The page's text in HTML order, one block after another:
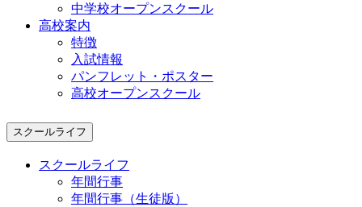
中学校オープンスクール
高校案内
特徴
入試情報
パンフレット・ポスター
高校オープンスクール
スクールライフ
スクールライフ
年間行事
年間行事（生徒版）